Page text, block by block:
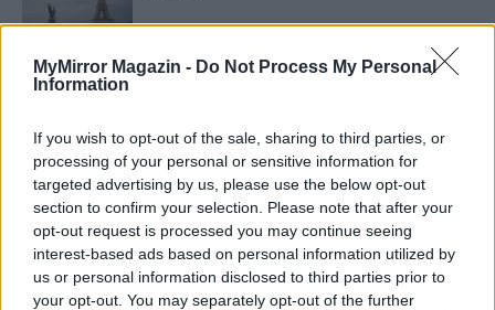
MyMirror Magazin - Do Not Process My Personal
Information
If you wish to opt-out of the sale, sharing to third parties, or
processing of your personal or sensitive information for
targeted advertising by us, please use the below opt-out
section to confirm your selection. Please note that after your
opt-out request is processed you may continue seeing
interest-based ads based on personal information utilized by
us or personal information disclosed to third parties prior to
your opt-out. You may separately opt-out of the further
Minka 12. rész
Minka 11. rész
T. szereti a fiatal lányokat 14. rész